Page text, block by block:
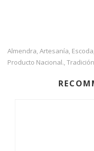
Almendra, Artesanía, Escoda
Producto Nacional., Tradición